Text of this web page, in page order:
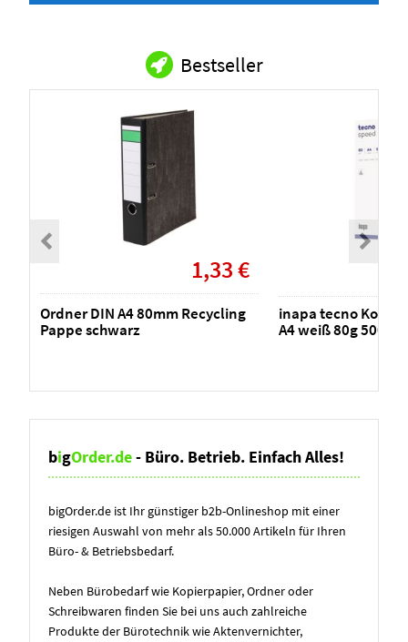
Bestseller
Ordner DIN A4 80mm Recycling
Pappe schwarz
1,33 €
inapa tecno
A4 weiß 80g 500
bigOrder.de- Büro. Betrieb. Einfach Alles!
bigOrder.de ist Ihr günstiger b2b-Onlineshop mit einer
riesigen Auswahl von mehr als 50.000 Artikeln für Ihren
Büro- & Betriebsbedarf.
Neben Bürobedarf wie Kopierpapier, Ordner oder
Schreibwaren finden Sie bei uns auch zahlreiche
Produkte der Bürotechnik wie Aktenvernichter,